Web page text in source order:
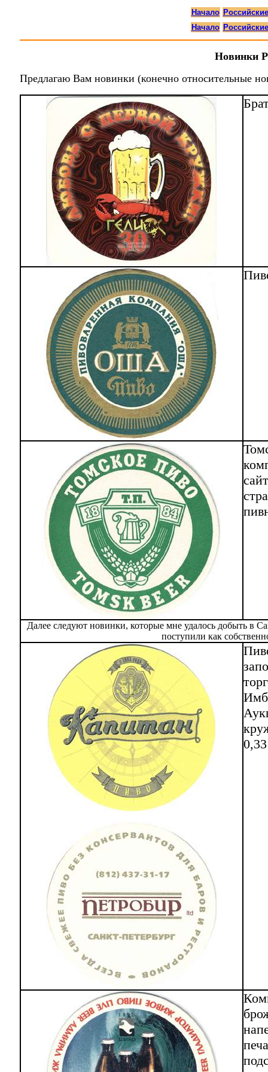
Начало Российские
Начало Российские
Новинки
Предлагаю Вам новинки (конечно относительные
Далее следуют новинки, которые мне удалось добыть в
поступили как